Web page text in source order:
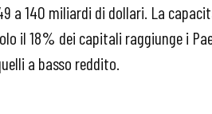
a 140 miliardi di dollari. La
il 18% dei capitali raggiunge i
a basso reddito.